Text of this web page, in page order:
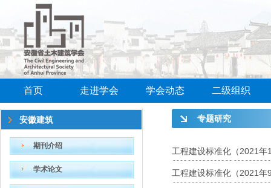
首页 走进学会 学会动态 二级组织
安徽建筑
期刊介绍
学术论文
专题研究
工程建设标准化（2021年
工程建设标准化（2021年